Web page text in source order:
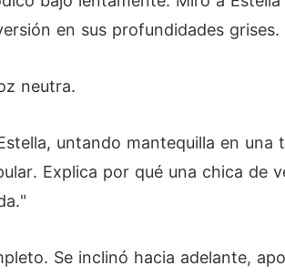
en sus profundidades grises.
neutra.
untando mantequilla en
Explica por qué una chica de
Se inclinó hacia adelante,